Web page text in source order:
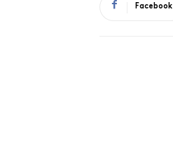
Facebook